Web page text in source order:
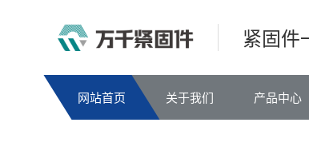
紧固件
网站首页 关于我们 产品中心